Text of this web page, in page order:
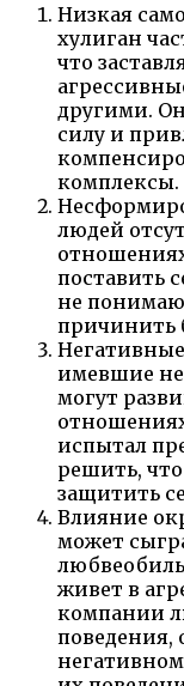
Низкая
хулиган
что
другими.
силу и
комплексы.
людей
поставить
не
причинить
имевшие
могут
испытал
решить,
защитить
Влияние
может
живет в
компании
поведения,